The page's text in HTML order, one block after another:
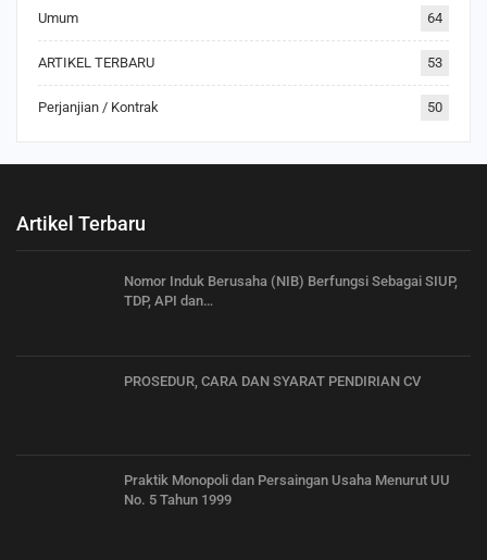
Umum 64
ARTIKEL TERBARU 53
Perjanjian / Kontrak 50
Artikel Terbaru
Nomor Induk Berusaha (NIB) Berfungsi Sebagai SIUP,
TDP, API dan…
PROSEDUR, CARA DAN SYARAT PENDIRIAN CV
Praktik Monopoli dan Persaingan Usaha Menurut UU
No. 5 Tahun 1999